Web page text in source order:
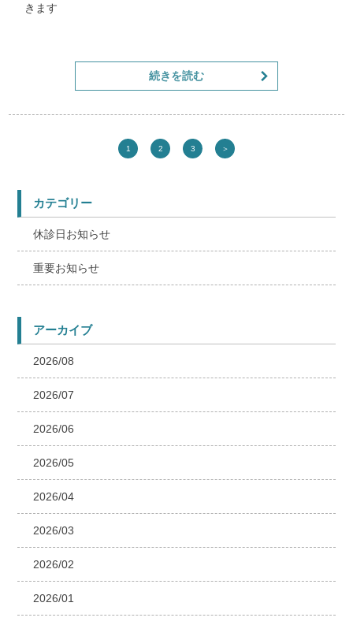
きます
続きを読む
1 2 3 ＞
カテゴリー
休診日お知らせ
重要お知らせ
アーカイブ
2026/08
2026/07
2026/06
2026/05
2026/04
2026/03
2026/02
2026/01